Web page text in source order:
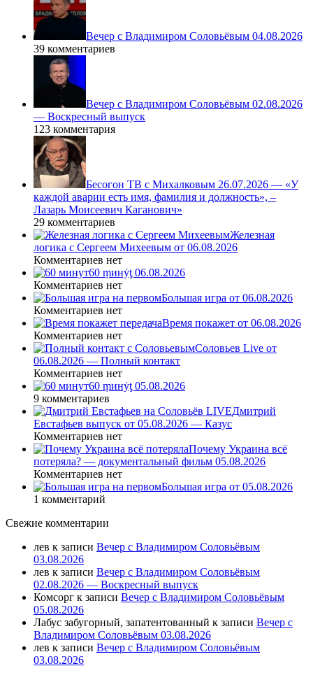
Вечер с Владимиром Соловьёвым 04.08.2026
39 комментариев
Вечер с Владимиром Соловьёвым 02.08.2026
— Воскресный выпуск
123 комментария
Бесогон ТВ с Михалковым 26.07.2026 — «У
каждой аварии есть имя, фамилия и должность», –
Лазарь Моисеевич Каганович»
29 комментариев
Железная
логика с Сергеем Михеевым от 06.08.2026
Комментариев нет
60 ṃинẏƫ 06.08.2026
Комментариев нет
Большая игра от 06.08.2026
Комментариев нет
Время покажет от 06.08.2026
Комментариев нет
Соловьев Live от
06.08.2026 — Полный контакт
Комментариев нет
60 ṃинẏƫ 05.08.2026
9 комментариев
Дмитрий
Евстафьев выпуск от 05.08.2026 — Казус
Комментариев нет
Почему Украина всё
потеряла? — документальный фильм 05.08.2026
Комментариев нет
Большая игра от 05.08.2026
1 комментарий
Свежие комментарии
лев к записи Вечер с Владимиром Соловьёвым
03.08.2026
лев к записи Вечер с Владимиром Соловьёвым
02.08.2026 — Воскресный выпуск
Комсорг к записи Вечер с Владимиром Соловьёвым
05.08.2026
Лабус забугорный, запатентованный к записи Вечер с
Владимиром Соловьёвым 03.08.2026
лев к записи Вечер с Владимиром Соловьёвым
03.08.2026